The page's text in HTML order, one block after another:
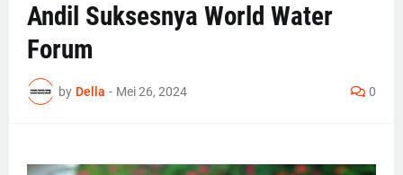
Andil Suksesnya World Water
Forum
by Della - Mei 26, 2024 0